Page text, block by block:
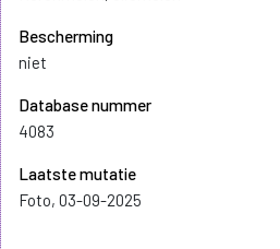
Bescherming
niet
Database nummer
4083
Laatste mutatie
Foto, 03-09-2025